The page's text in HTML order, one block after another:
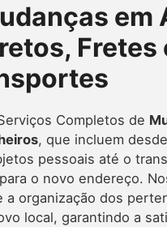
em
Fretes
Completos de
, que incluem
pessoais até o
o novo endereço.
organização dos
local, garantindo a